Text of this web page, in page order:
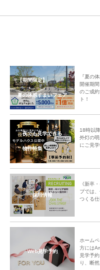
【期間限定】
夏の体感すまいフェア
『夏の
開催期
のご成
ト！
夜でも見学できる
物件特集
18時以
外灯の
にご見学
採用情報
《新卒
プでは
つくる
Web見学予約
ホーム
方には
見学予
り、断